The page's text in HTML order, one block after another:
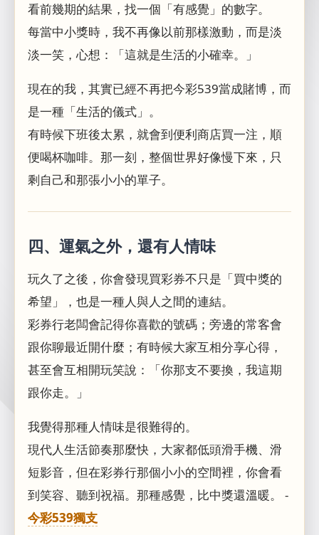
看前幾期的結果，找一個「有感覺」的數字。
每當中小獎時，我不再像以前那樣激動，而是淡
淡一笑，心想：「這就是生活的小確幸。」
現在的我，其實已經不再把今彩539當成賭博，而
是一種「生活的儀式」。
有時候下班後太累，就會到便利商店買一注，順
便喝杯咖啡。那一刻，整個世界好像慢下來，只
剩自己和那張小小的單子。
四、運氣之外，還有人情味
玩久了之後，你會發現買彩券不只是「買中獎的
希望」，也是一種人與人之間的連結。
彩券行老闆會記得你喜歡的號碼；旁邊的常客會
跟你聊最近開什麼；有時候大家互相分享心得，
甚至會互相開玩笑說：「你那支不要換，我這期
跟你走。」
我覺得那種人情味是很難得的。
現代人生活節奏那麼快，大家都低頭滑手機、滑
短影音，但在彩券行那個小小的空間裡，你會看
到笑容、聽到祝福。那種感覺，比中獎還溫暖。 -
今彩539獨支